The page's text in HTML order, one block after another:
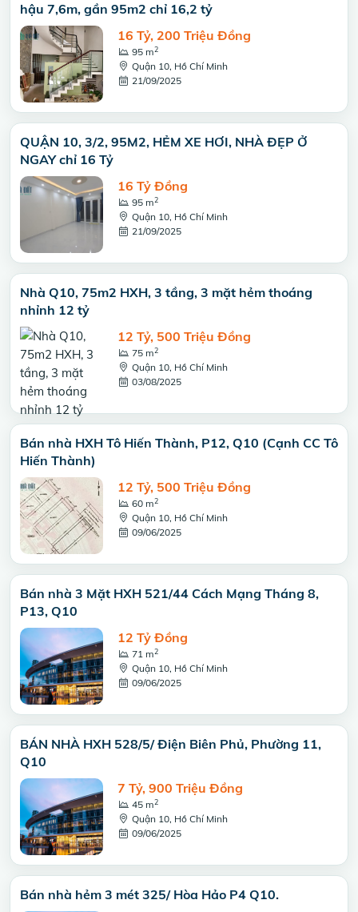
hậu 7,6m, gần 95m2 chỉ 16,2 tỷ
16 Tỷ, 200 Triệu Đồng
95 m2
Quận 10, Hồ Chí Minh
21/09/2025
QUẬN 10, 3/2, 95M2, HẺM XE HƠI, NHÀ ĐẸP Ở
NGAY chỉ 16 Tỷ
16 Tỷ Đồng
95 m2
Quận 10, Hồ Chí Minh
21/09/2025
Nhà Q10, 75m2 HXH, 3 tầng, 3 mặt hẻm thoáng
nhỉnh 12 tỷ
12 Tỷ, 500 Triệu Đồng
75 m2
Quận 10, Hồ Chí Minh
03/08/2025
Bán nhà HXH Tô Hiến Thành, P12, Q10 (Cạnh CC Tô
Hiến Thành)
12 Tỷ, 500 Triệu Đồng
60 m2
Quận 10, Hồ Chí Minh
09/06/2025
Bán nhà 3 Mặt HXH 521/44 Cách Mạng Tháng 8,
P13, Q10
12 Tỷ Đồng
71 m2
Quận 10, Hồ Chí Minh
09/06/2025
BÁN NHÀ HXH 528/5/ Điện Biên Phủ, Phường 11,
Q10
7 Tỷ, 900 Triệu Đồng
45 m2
Quận 10, Hồ Chí Minh
09/06/2025
Bán nhà hẻm 3 mét 325/ Hòa Hảo P4 Q10.